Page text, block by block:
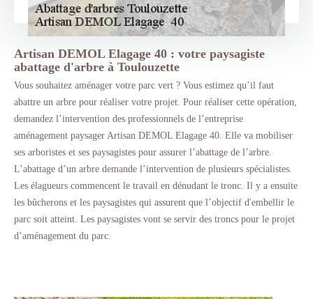
Artisan DEMOL Elagage 40 : votre paysagiste
abattage d'arbre à Toulouzette
Vous souhaitez aménager votre parc vert ? Vous estimez qu’il faut
abattre un arbre pour réaliser votre projet. Pour réaliser cette opération,
demandez l’intervention des professionnels de l’entreprise
aménagement paysager Artisan DEMOL Elagage 40. Elle va mobiliser
ses arboristes et ses paysagistes pour assurer l’abattage de l’arbre.
L’abattage d’un arbre demande l’intervention de plusieurs spécialistes.
Les élagueurs commencent le travail en dénudant le tronc. Il y a ensuite
les bûcherons et les paysagistes qui assurent que l’objectif d'embellir le
parc soit atteint. Les paysagistes vont se servir des troncs pour le projet
d’aménagement du parc.